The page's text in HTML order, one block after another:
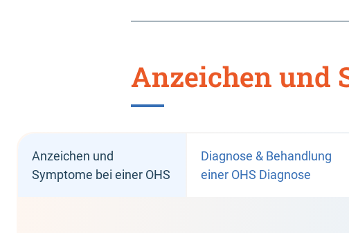
OSA
Anzeichen und
Anzeichen und
Symptome bei einer OHS
Diagnose & Behandlung
einer OHS Diagnose